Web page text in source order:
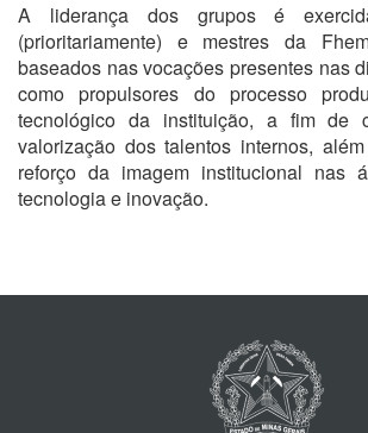
A liderança dos grupos é
(prioritariamente) e mestres da
baseados nas vocações presentes nas
como propulsores do processo
tecnológico da instituição, a fim de
valorização dos talentos internos,
reforço da imagem institucional nas
tecnologia e inovação.